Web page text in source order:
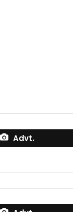
Advt.